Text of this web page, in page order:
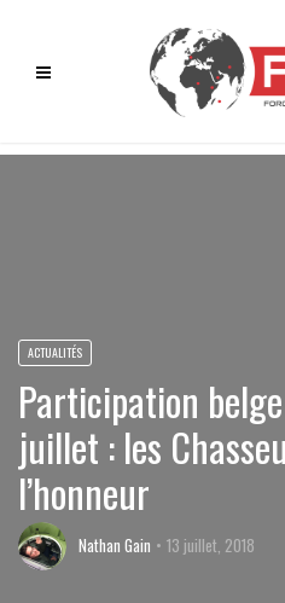
ACTUALITÉS
Participation
juillet : les
l’honneur
Nathan Gain 13 juillet, 2018